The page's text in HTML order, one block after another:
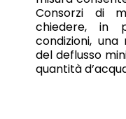
Consorzi di
chiedere, in
condizioni,
del deflusso
quantità